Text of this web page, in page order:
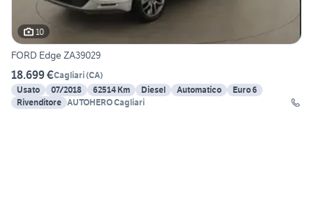
10
FORD Edge ZA39029
18.699 €Cagliari(CA)
Usato
07/2018 62514 Km Diesel Automatico
Euro 6
Rivenditore AUTOHERO Cagliari